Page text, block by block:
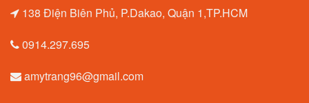
138 Điện Biên Phủ, P.Dakao, Quận 1,TP.HCM
0914.297.695
amytrang96@gmail.com